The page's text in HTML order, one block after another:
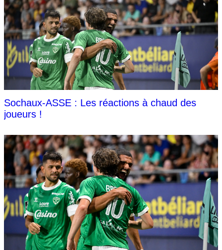
Sochaux-ASSE : Les réactions à chaud des
joueurs !